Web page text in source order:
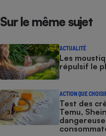
Sur le même sujet
ACTUALITÉ
Les
répulsif le
ACTION QUE
Test des
Temu,